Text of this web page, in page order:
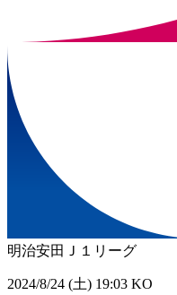
明治安田Ｊ１リーグ
2024/8/24 (土) 19:03 KO